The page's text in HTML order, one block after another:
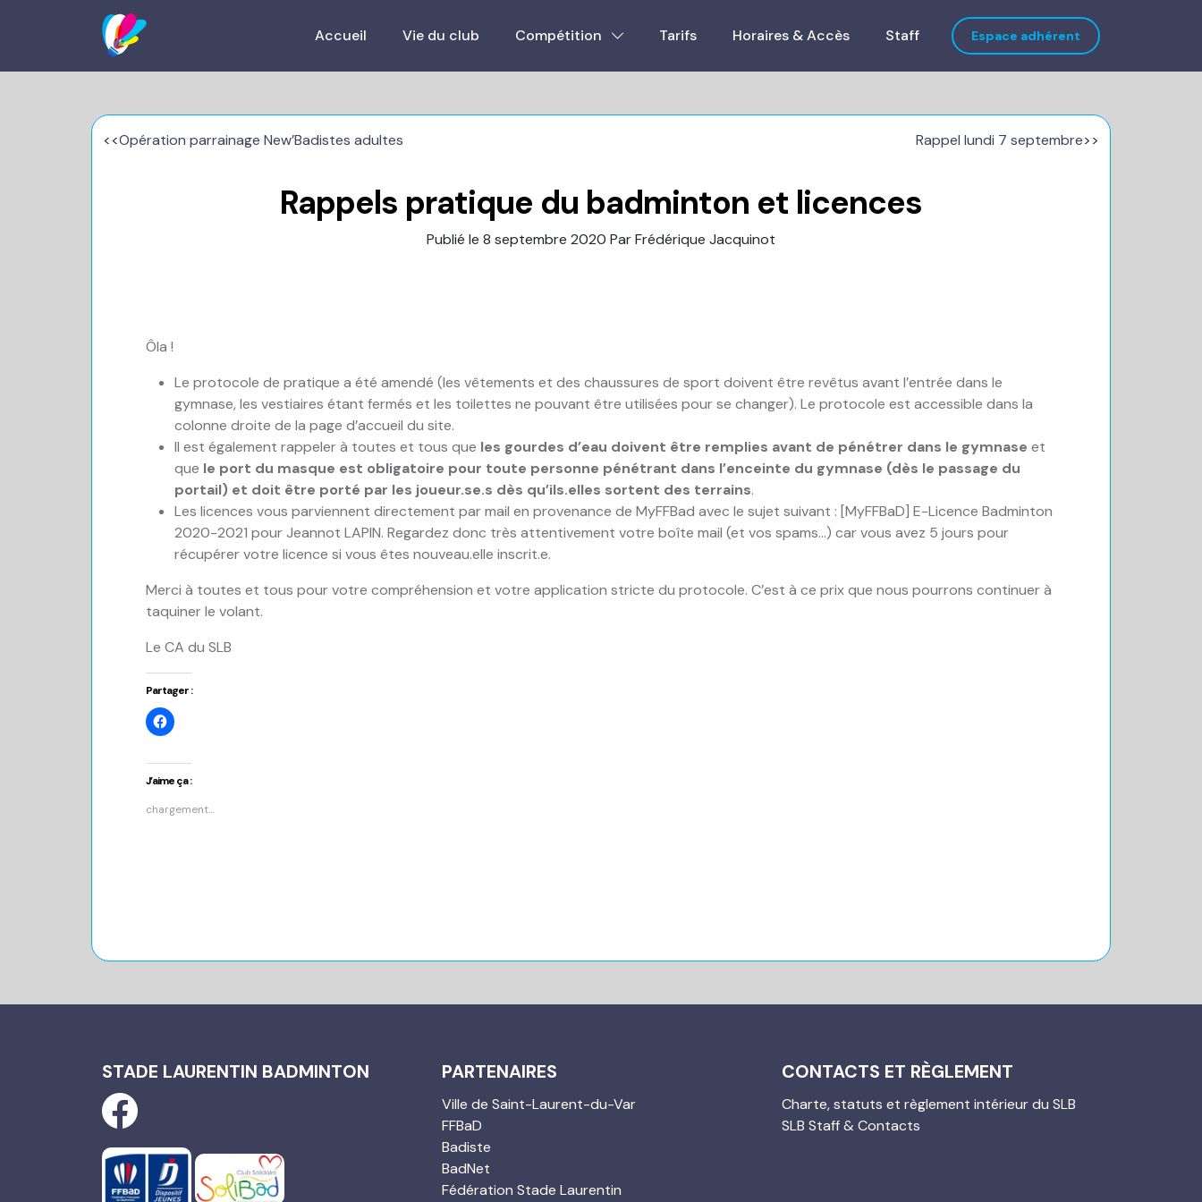
Accueil Vie du club Compétition Tarifs Horaires & Accès Staff Espace adhérent
<<Opération parrainage New’Badistes adultes Rappel lundi 7 septembre>>
Rappels pratique du badminton et licences
Publié le 8 septembre 2020 Par Frédérique Jacquinot
Ôla !
Le protocole de pratique a été amendé (les vêtements et des chaussures de sport doivent être revêtus avant l’entrée dans le
gymnase, les vestiaires étant fermés et les toilettes ne pouvant être utilisées pour se changer). Le protocole est accessible dans la
colonne droite de la page d’accueil du site.
Il est également rappeler à toutes et tous que les gourdes d’eau doivent être remplies avant de pénétrer dans le gymnase et
que le port du masque est obligatoire pour toute personne pénétrant dans l’enceinte du gymnase (dès le passage du
portail) et doit être porté par les joueur.se.s dès qu’ils.elles sortent des terrains.
Les licences vous parviennent directement par mail en provenance de MyFFBad avec le sujet suivant : [MyFFBaD] E-Licence Badminton
2020-2021 pour Jeannot LAPIN. Regardez donc très attentivement votre boîte mail (et vos spams…) car vous avez 5 jours pour
récupérer votre licence si vous êtes nouveau.elle inscrit.e.
Merci à toutes et tous pour votre compréhension et votre application stricte du protocole. C’est à ce prix que nous pourrons continuer à
taquiner le volant.
Le CA du SLB
Partager :
Cliquez
pour
Facebook(ouvre
dans
une
fenêtre)
J’aime ça :
chargement…
STADE LAURENTIN BADMINTON PARTENAIRES
Ville de Saint-Laurent-du-Var
FFBaD
Badiste
BadNet
Fédération Stade Laurentin
CONTACTS ET RÈGLEMENT
Charte, statuts et règlement intérieur du SLB
SLB Staff & Contacts